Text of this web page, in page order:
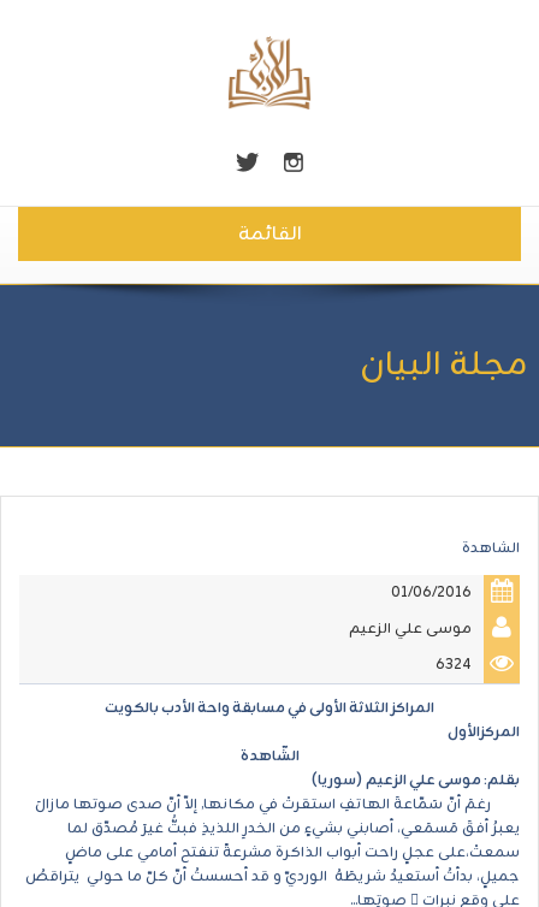
القائمة
مجلة البيان
الشاهدة
01/06/2016
موسى علي الزعيم
6324
المراكز الثلاثة الأولى في مسابقة واحة الأدب بالكويت
المركزالأول
الشّاهدة
بقلم:موسى علي الزعيم(سوريا)
رغمَ أنّ سَمّاعةَ الهاتفِ استقرتْ في مكانها, إلاّ أنّ صدى صوتها مازالَ
يعبرُ أفقَ مَسمَعي، أصابني بشيءٍ من الخدرِ اللذيذِ فبتُّ غيرَ مُصدّق لما
سمعتْ،على عجلٍ راحت أبواب الذاكرة مشرعةً تنفتح أمامي على ماضٍ
جميلٍ، بدأتُ أستعيدُ شريطَهُ الورديّ و قد أحسستُ أنّ كلّ ما حولي يتراقصُ
على وقعِ نبرات ِ صوتِها...